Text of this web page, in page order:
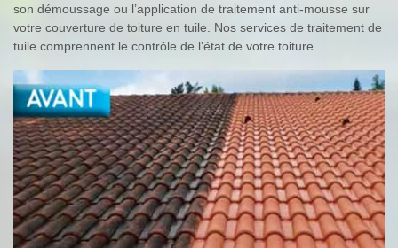
son démoussage ou l’application de traitement anti-mousse sur
votre couverture de toiture en tuile. Nos services de traitement de
tuile comprennent le contrôle de l’état de votre toiture.